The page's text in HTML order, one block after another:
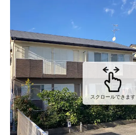
スクロールできます